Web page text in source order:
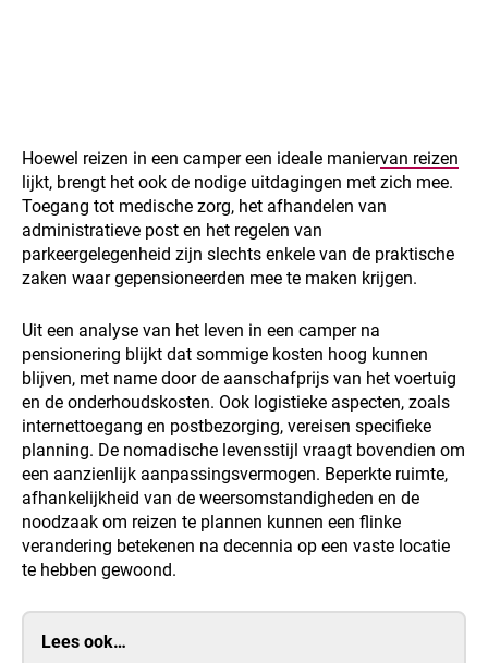
Hoewel reizen in een camper een ideale maniervan reizen
lijkt, brengt het ook de nodige uitdagingen met zich mee.
Toegang tot medische zorg, het afhandelen van
administratieve post en het regelen van
parkeergelegenheid zijn slechts enkele van de praktische
zaken waar gepensioneerden mee te maken krijgen.
Uit een analyse van het leven in een camper na
pensionering blijkt dat sommige kosten hoog kunnen
blijven, met name door de aanschafprijs van het voertuig
en de onderhoudskosten. Ook logistieke aspecten, zoals
internettoegang en postbezorging, vereisen specifieke
planning. De nomadische levensstijl vraagt bovendien om
een aanzienlijk aanpassingsvermogen. Beperkte ruimte,
afhankelijkheid van de weersomstandigheden en de
noodzaak om reizen te plannen kunnen een flinke
verandering betekenen na decennia op een vaste locatie
te hebben gewoond.
Lees ook…